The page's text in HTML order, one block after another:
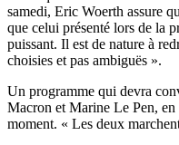
samedi, Eric Woerth assure
que celui présenté lors de la
puissant. Il est de nature à
choisies et pas ambiguës ».
Un programme qui devra
Macron et Marine Le Pen,
moment. « Les deux